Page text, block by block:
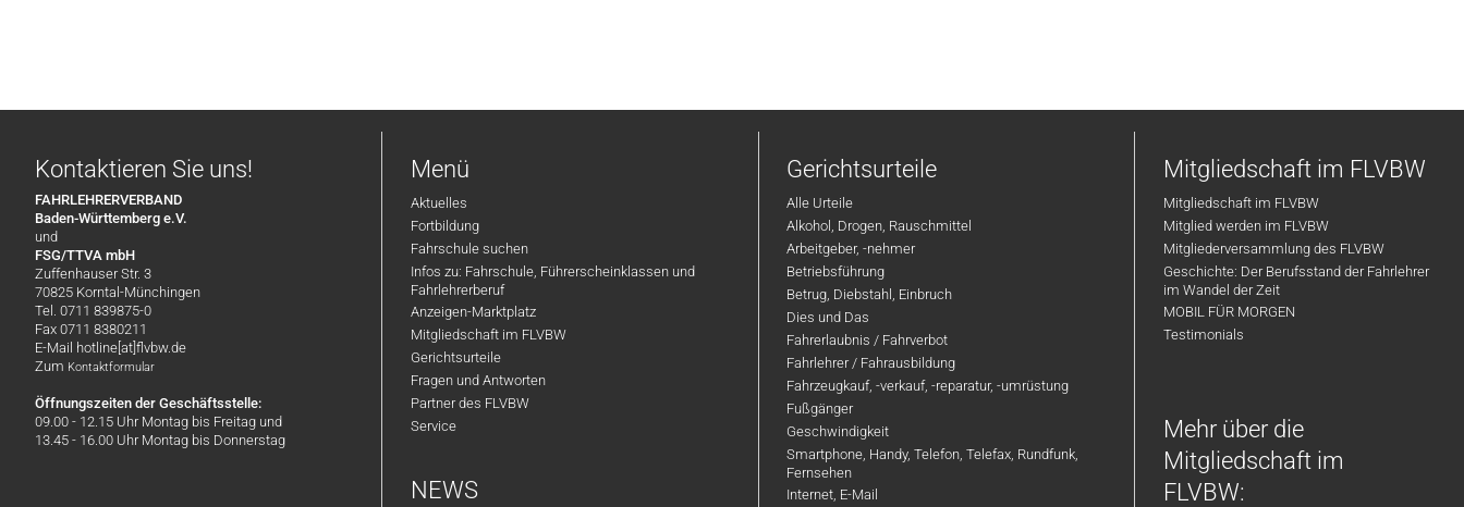
Kontaktieren Sie uns!
FAHRLEHRERVERBAND
Baden-Württemberg e.V.
und
FSG/TTVA mbH
Zuffenhauser Str. 3
70825 Korntal-Münchingen
Tel. 0711 839875-0
Fax 0711 8380211
E-Mail hotline[at]flvbw.de
Zum Kontaktformular
Öffnungszeiten der Geschäftsstelle:
09.00 - 12.15 Uhr Montag bis Freitag und
13.45 - 16.00 Uhr Montag bis Donnerstag
Menü
Aktuelles
Fortbildung
Fahrschule suchen
Infos zu: Fahrschule, Führerscheinklassen und
Fahrlehrerberuf
Anzeigen-Marktplatz
Mitgliedschaft im FLVBW
Gerichtsurteile
Fragen und Antworten
Partner des FLVBW
Service
NEWS
Gerichtsurteile
Alle Urteile
Alkohol, Drogen, Rauschmittel
Arbeitgeber, -nehmer
Betriebsführung
Betrug, Diebstahl, Einbruch
Dies und Das
Fahrerlaubnis / Fahrverbot
Fahrlehrer / Fahrausbildung
Fahrzeugkauf, -verkauf, -reparatur, -umrüstung
Fußgänger
Geschwindigkeit
Smartphone, Handy, Telefon, Telefax, Rundfunk,
Fernsehen
Internet, E-Mail
Mitgliedschaft im FLVBW
Mitgliedschaft im FLVBW
Mitglied werden im FLVBW
Mitgliederversammlung des FLVBW
Geschichte: Der Berufsstand der Fahrlehrer
im Wandel der Zeit
MOBIL FÜR MORGEN
Testimonials
Mehr über die
Mitgliedschaft im
FLVBW: